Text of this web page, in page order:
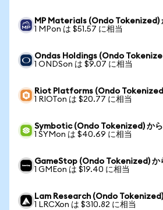
MP Materials (Ondo Tokenized)
1 MPon は $51.57 に相当
Ondas Holdings (Ondo
1 ONDSon は $9.07 に相当
Riot Platforms (Ondo
1 RIOTon は $20.77 に相当
Symbotic (Ondo Tokenized) から
1 SYMon は $40.69 に相当
GameStop (Ondo Tokenized) か
1 GMEon は $19.40 に相当
Lam Research (Ondo
1 LRCXon は $310.82 に相当